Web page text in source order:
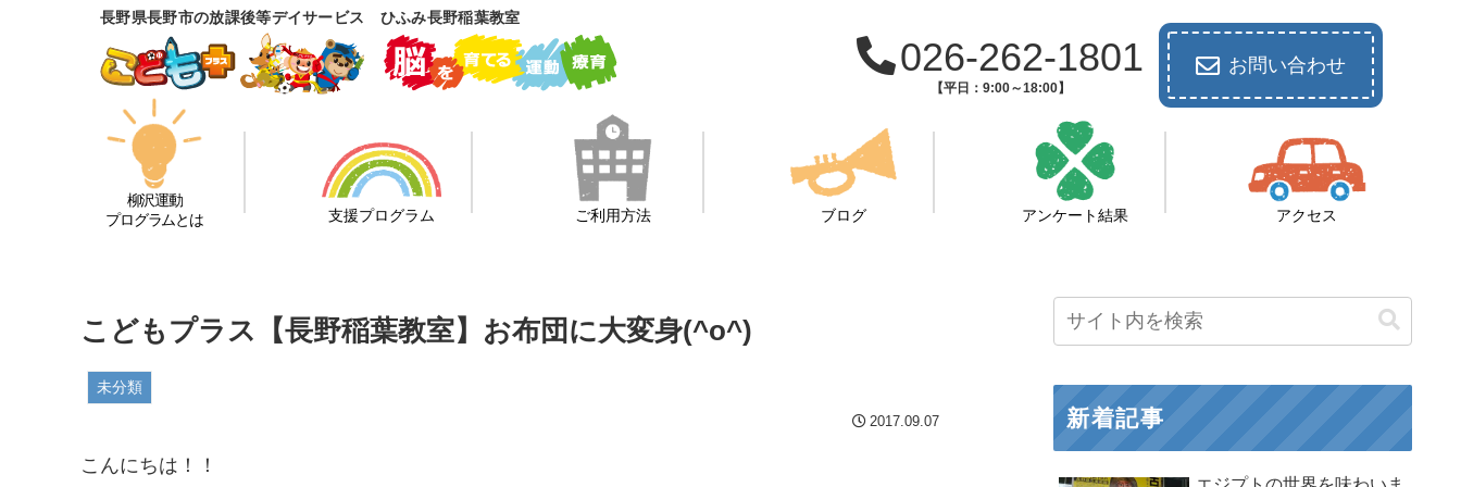
長野県長野市の放課後等デイサービス ひふみ長野稲葉教室
026-262-1801
【平日：9:00～18:00】
お問い合わせ
柳沢運動
プログラムとは
支援プログラム ご利用方法 ブログ アンケート結果 アクセス
こどもプラス【長野稲葉教室】お布団に大変身(^o^)
未分類
2017.09.07
こんにちは！！
新着記事